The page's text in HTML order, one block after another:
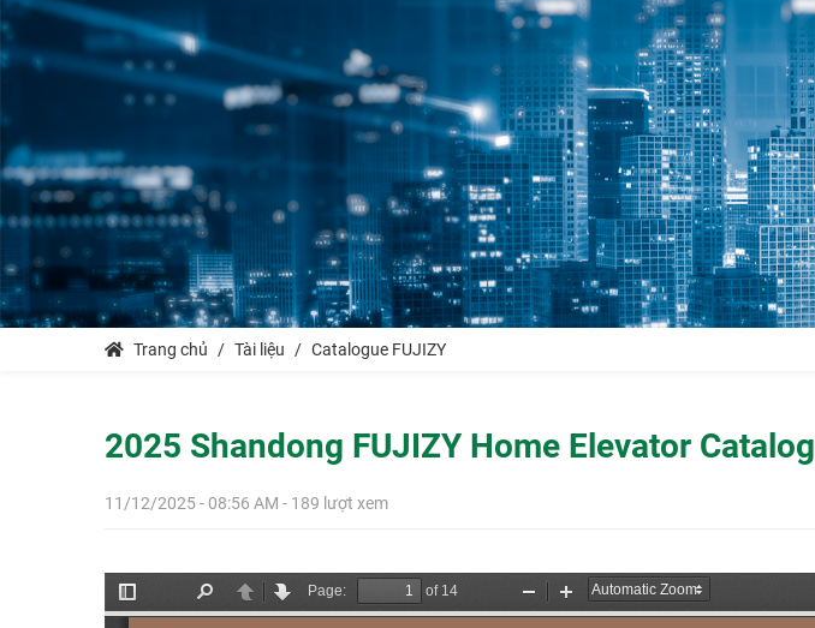
Trang chủ Tài liệu Catalogue FUJIZY
2025 Shandong FUJIZY Home Elevator Catalog
11/12/2025 - 08:56 AM - 189 lượt xem